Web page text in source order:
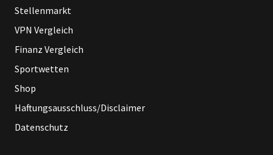
Stellenmarkt
VPN Vergleich
Finanz Vergleich
Sportwetten
Shop
Haftungsausschluss/Disclaimer
Datenschutz